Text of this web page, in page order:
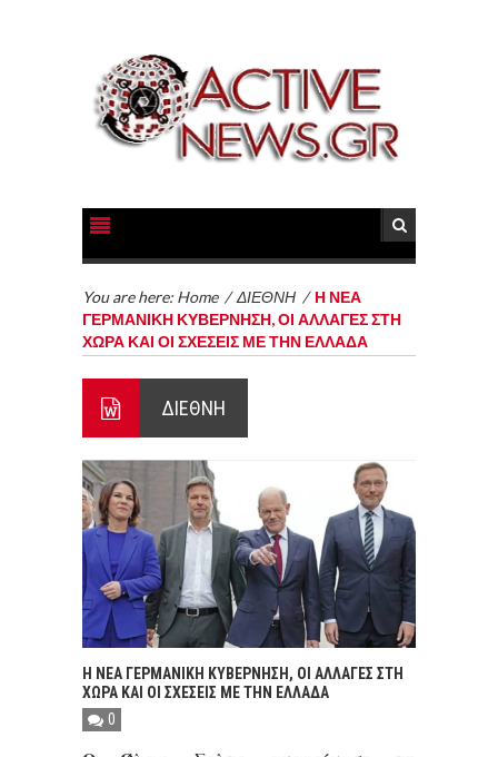
You are here: Home /ΔΙΕΘΝΗ / Η ΝΕΑ
ΓΕΡΜΑΝΙΚΗ ΚΥΒΕΡΝΗΣΗ, ΟΙ ΑΛΛΑΓΕΣ ΣΤΗ
ΧΩΡΑ ΚΑΙ ΟΙ ΣΧΕΣΕΙΣ ΜΕ ΤΗΝ ΕΛΛΑΔΑ
ΔΙΕΘΝΗ
Η ΝΕΑ ΓΕΡΜΑΝΙΚΗ ΚΥΒΕΡΝΗΣΗ, ΟΙ ΑΛΛΑΓΕΣ ΣΤΗ
ΧΩΡΑ ΚΑΙ ΟΙ ΣΧΕΣΕΙΣ ΜΕ ΤΗΝ ΕΛΛΑΔΑ
0